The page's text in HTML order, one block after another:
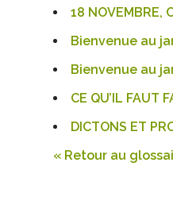
18 NOVEMBRE,
Bienvenue au
Bienvenue au
CE QU’IL FAUT
DICTONS ET
« Retour au